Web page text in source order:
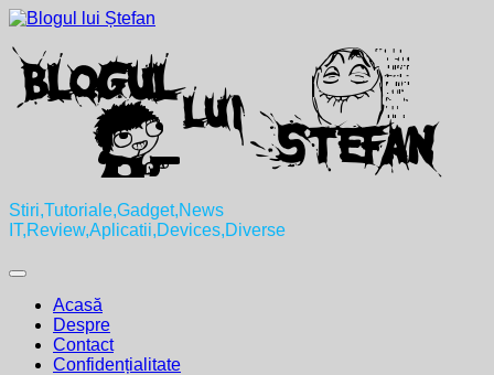
Skip
content
Stiri,Tutoriale,Gadget,News
IT,Review,Aplicatii,Devices,Diverse
Expand
Acasă
Despre
Contact
Confidențialitate